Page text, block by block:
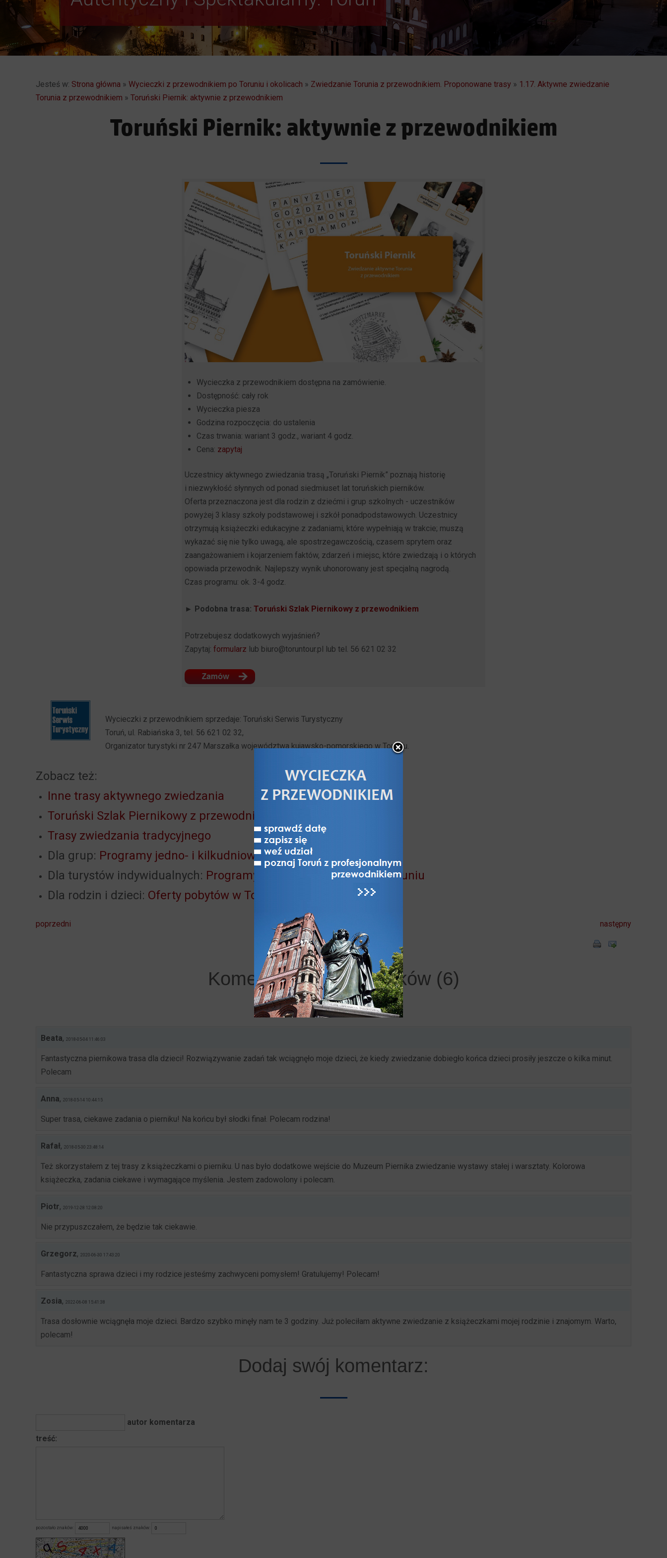
Jesteś w: Strona główna » Wycieczki z przewodnikiem po Toruniu i okolicach » Zwiedzanie Torunia z przewodnikiem. Proponowane trasy » 1.17. Aktywne zwiedzanie
Torunia z przewodnikiem » Toruński Piernik: aktywnie z przewodnikiem
Toruński Piernik: aktywnie z przewodnikiem
Wycieczka z przewodnikiem dostępna na zamówienie.
Dostępność: cały rok
Wycieczka piesza
Godzina rozpoczęcia: do ustalenia
Czas trwania: wariant 3 godz., wariant 4 godz.
Cena: zapytaj
Uczestnicy aktywnego zwiedzania trasą „Toruński Piernik” poznają historię
i niezwykłość słynnych od ponad siedmiuset lat toruńskich pierników.
Oferta przeznaczona jest dla rodzin z dziećmi i grup szkolnych - uczestników
powyżej 3 klasy szkoły podstawowej i szkół ponadpodstawowych. Uczestnicy
otrzymują książeczki edukacyjne z zadaniami, które wypełniają w trakcie; muszą
wykazać się nie tylko uwagą, ale spostrzegawczością, czasem sprytem oraz
zaangażowaniem i kojarzeniem faktów, zdarzeń i miejsc, które zwiedzają i o których
opowiada przewodnik. Najlepszy wynik uhonorowany jest specjalną nagrodą.
Czas programu: ok. 3-4 godz.
► Podobna trasa: Toruński Szlak Piernikowy z przewodnikiem
Potrzebujesz dodatkowych wyjaśnień?
Zapytaj: formularz lub biuro@toruntour.pl lub tel. 56 621 02 32
Wycieczki z przewodnikiem sprzedaje: Toruński Serwis Turystyczny
Toruń, ul. Rabiańska 3, tel. 56 621 02 32,
Organizator turystyki nr 247 Marszałka województwa kujawsko-pomorskiego w Toruniu.
Zobacz też:
Inne trasy aktywnego zwiedzania
Toruński Szlak Piernikowy z przewodnikiem
Trasy zwiedzania tradycyjnego
Dla grup: Programy jedno- i kilkudniowe w Toruniu
Dla turystów indywidualnych: Programy jedno- i kilkudniowe w Toruniu
Dla rodzin i dzieci: Oferty pobytów w Toruniu
poprzedni następny
Komentarze użytkowników (6)
Beata, 2018-05-04 11:46:03
Fantastyczna piernikowa trasa dla dzieci! Rozwiązywanie zadań tak wciągnęło moje dzieci, że kiedy zwiedzanie dobiegło końca dzieci prosiły jeszcze o kilka minut.
Polecam
Anna, 2018-05-14 10:44:15
Super trasa, ciekawe zadania o pierniku! Na końcu był słodki finał. Polecam rodzina!
Rafał, 2018-05-30 23:48:14
Też skorzystałem z tej trasy z książeczkami o pierniku. U nas było dodatkowe wejście do Muzeum Piernika zwiedzanie wystawy stałej i warsztaty. Kolorowa
książeczka, zadania ciekawe i wymagające myślenia. Jestem zadowolony i polecam.
Piotr, 2019-12-28 12:08:20
Nie przypuszczałem, że będzie tak ciekawie.
Grzegorz, 2020-06-30 17:43:20
Fantastyczna sprawa dzieci i my rodzice jesteśmy zachwyceni pomysłem! Gratulujemy! Polecam!
Zosia, 2022-06-08 15:41:38
Trasa dosłownie wciągnęła moje dzieci. Bardzo szybko minęły nam te 3 godziny. Już poleciłam aktywne zwiedzanie z książeczkami mojej rodzinie i znajomym. Warto,
polecam!
Dodaj swój komentarz:
autor komentarza
treść:
pozostało znaków: napisałeś znaków: